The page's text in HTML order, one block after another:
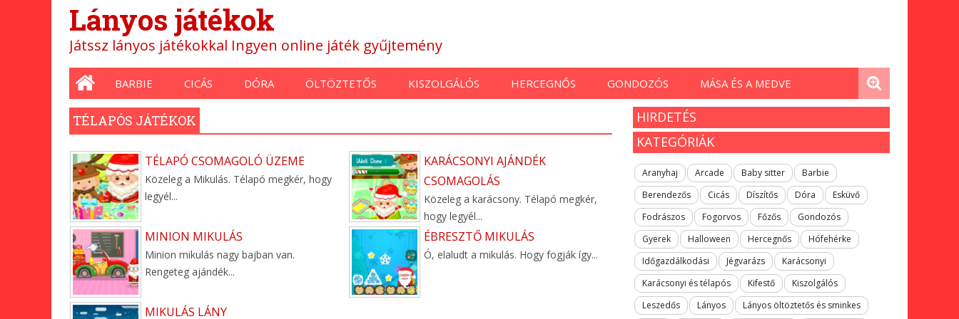
Lányos játékok
Játssz lányos játékokkal Ingyen online játék gyűjtemény
Main menu
BARBIE CICÁS DÓRA ÖLTÖZTETŐS KISZOLGÁLÓS HERCEGNŐS GONDOZÓS MÁSA ÉS A MEDVE
TÉLAPÓS JÁTÉKOK
TÉLAPÓ CSOMAGOLÓ ÜZEME
Közeleg a Mikulás. Télapó megkér, hogy
legyél...
KARÁCSONYI AJÁNDÉK
CSOMAGOLÁS
Közeleg a karácsony. Télapó megkér,
hogy legyél...
MINION MIKULÁS
Minion mikulás nagy bajban van.
Rengeteg ajándék...
ÉBRESZTŐ MIKULÁS
Ó, elaludt a mikulás. Hogy fogják így...
MIKULÁS LÁNY
HIRDETÉS
KATEGÓRIÁK
Aranyhaj Arcade Baby sitter
Barbie
Berendezős
Cicás Díszítős Dóra
Esküvő
Fodrászos
Fogorvos Főzős
Gondozós
Gyerek
Halloween Hercegnős
Hófehérke
Időgazdálkodási
Jégvarázs
Karácsonyi
Karácsonyi és télapós
Kifestő
Kiszolgálós
Leszedős
Lányos Lányos öltöztetős és sminkes